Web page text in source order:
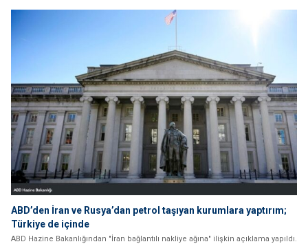
ABD’den İran ve Rusya’dan petrol taşıyan kurumlara yaptırım;
Türkiye de içinde
ABD Hazine Bakanlığından "İran bağlantılı nakliye ağına" ilişkin açıklama yapıldı.